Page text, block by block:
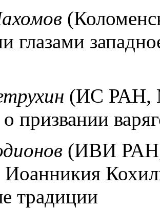
глазами
(ИС РАН,
о призвании
(ИВИ РАН,
Иоанникия
традиции